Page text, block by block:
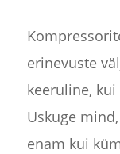
erinevuste
keeruline,
Uskuge
enam kui